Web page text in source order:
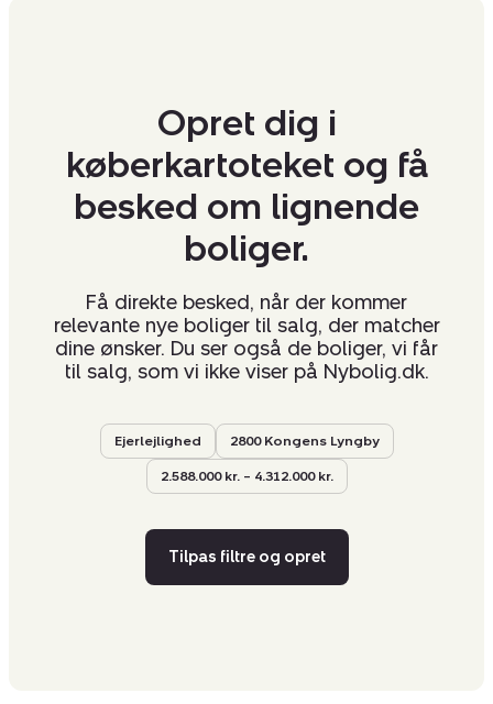
Opret dig i
køberkartoteket og få
besked om lignende
boliger.
Få direkte besked, når der kommer
relevante nye boliger til salg, der matcher
dine ønsker. Du ser også de boliger, vi får
til salg, som vi ikke viser på Nybolig.dk.
Ejerlejlighed 2800 Kongens Lyngby
2.588.000 kr. – 4.312.000 kr.
Tilpas filtre og opret